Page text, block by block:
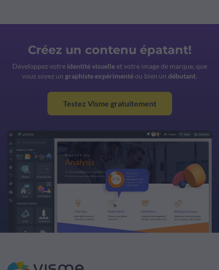
Créez un contenu épatant!
Développez votre identité visuelleet votre image de marque, que
vous soyez un graphiste expérimentéou bien un débutant.
Testez Visme gratuitement